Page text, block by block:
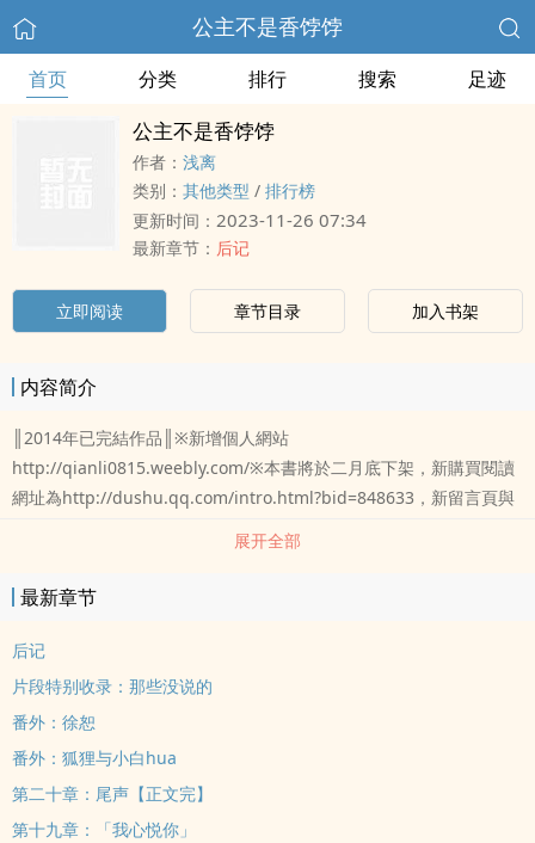
公主不是香饽饽
首页 分类 排行 搜索 足迹
公主不是香饽饽
作者： 浅离
类别： 其他类型 / 排行榜
更新时间： 2023-11-26 07:34
最新章节： 后记
立即阅读 章节目录 加入书架
内容简介
║2014年已完結作品║※新增個人網站
http://qianli0815.weebly.com/※本書將於二月底下架，新購買閱讀
網址為http://dushu.qq.com/intro.html?bid=848633，新留言頁與
資訊追蹤頁為http://www.popo.tw/books/600458，更多資訊請見粉
專置頂公告。已購買全書者可截購買紀錄圖來信索取觀看密碼，方
法：（一）請在讀者後臺（【我的書櫃】→【買過的書】）將自己的
cgi/l/email-protection"class="__cf_email__"data-
cfemail="d2a3bbb3bcbebbe2eae3e792b5bfb3bbbefcb1bdbf"
我會定期開信箱回密碼，如果回信了會在粉專報告。不久後會將收費
章回貼到痞客邦，大家可輸ru密碼繼續觀看。索取密碼的時限是到今
年六月底。為了方便guan理，未整本購買（例如tiao章回、只購買幾
回）的讀者，將無法索取密碼。如果只是未購買完畢，還有意願購買
展开全部
最新章节
后记
片段特别收录：那些没说的
番外：徐恕
番外：狐狸与小白hua
第二十章：尾声【正文完】
第十九章：「我心悦你」